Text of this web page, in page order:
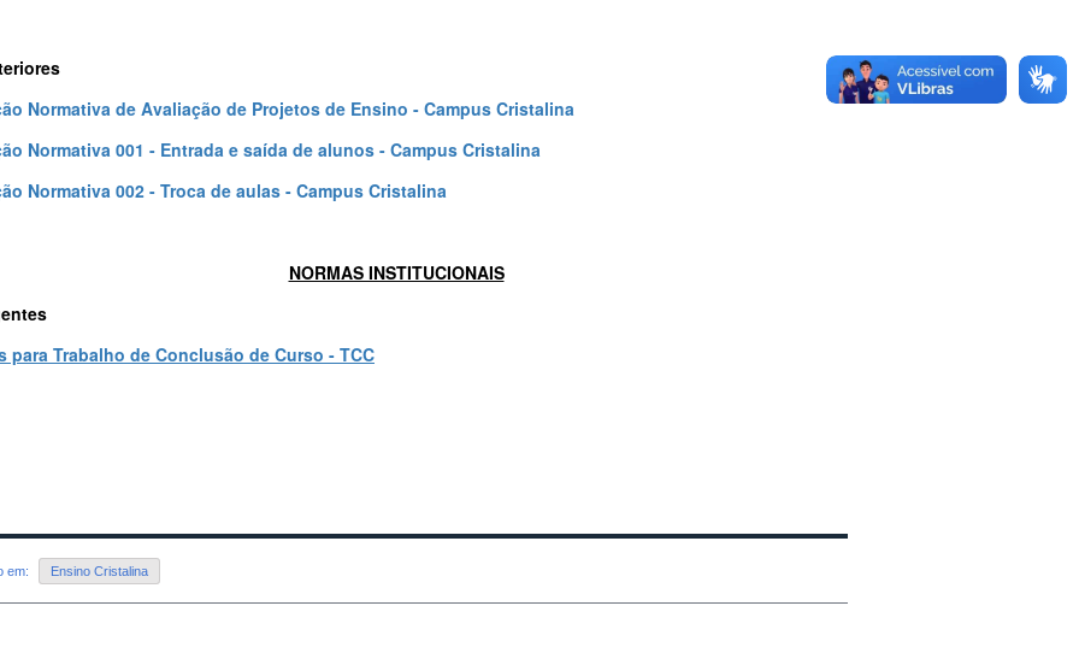
Normativa de Avaliação de Projetos de Ensino - Campus Cristalina
Normativa 001 - Entrada e saída de alunos - Campus Cristalina
Normativa 002 - Troca de aulas - Campus Cristalina
NORMAS INSTITUCIONAIS
para Trabalho de Conclusão de Curso - TCC
em: Ensino Cristalina